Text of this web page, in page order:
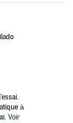
à
Voir